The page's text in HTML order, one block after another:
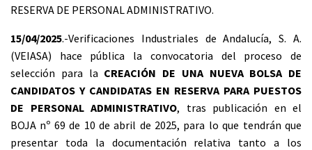
RESERVA DE PERSONAL ADMINISTRATIVO.
15/04/2025.-Verificaciones Industriales de Andalucía, S. A.
(VEIASA) hace pública la convocatoria del proceso de
selección para la CREACIÓN DE UNA NUEVA BOLSA DE
CANDIDATOS Y CANDIDATAS EN RESERVA PARA PUESTOS
DE PERSONAL ADMINISTRATIVO, tras publicación en el
BOJA nº 69 de 10 de abril de 2025, para lo que tendrán que
presentar toda la documentación relativa tanto a los